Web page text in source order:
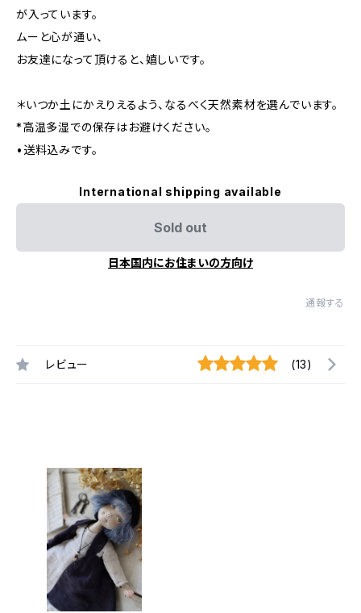
が入っています。
ムーと心が通い、
お友達になって頂けると、嬉しいです。
＊いつか土にかえりえるよう、なるべく天然素材を選んでいます。
*高温多湿での保存はお避けください。
•送料込みです。
International shipping available
Sold out
日本国内にお住まいの方向け
通報する
レビュー (13)